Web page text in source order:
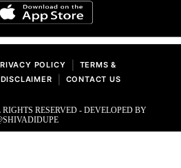
POLICY
TERMS &
DISCLAIMER CONTACT US
RESERVED - DEVELOPED BY